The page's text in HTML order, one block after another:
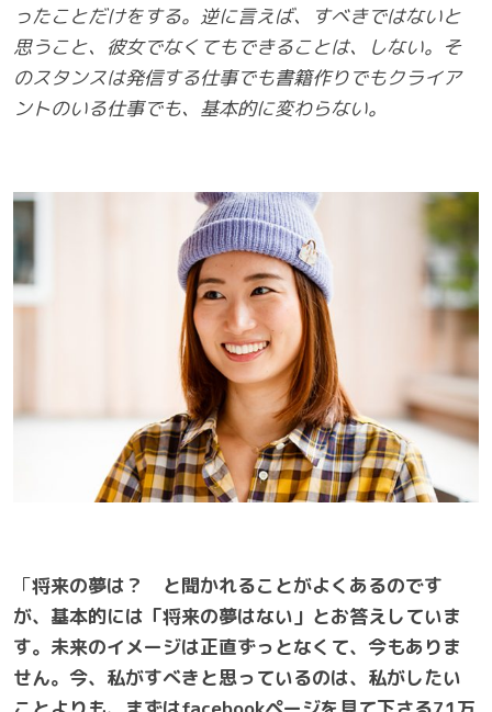
ったことだけをする。逆に言えば、すべきではないと
思うこと、彼女でなくてもできることは、しない。そ
のスタンスは発信する仕事でも書籍作りでもクライア
ントのいる仕事でも、基本的に変わらない。
「将来の夢は？ と聞かれることがよくあるのです
が、 基本的には「将来の夢はない」とお答えしていま
す。未来のイメージは正直ずっとなくて、今もありま
せん。今、私がすべきと思っているのは、私がしたい